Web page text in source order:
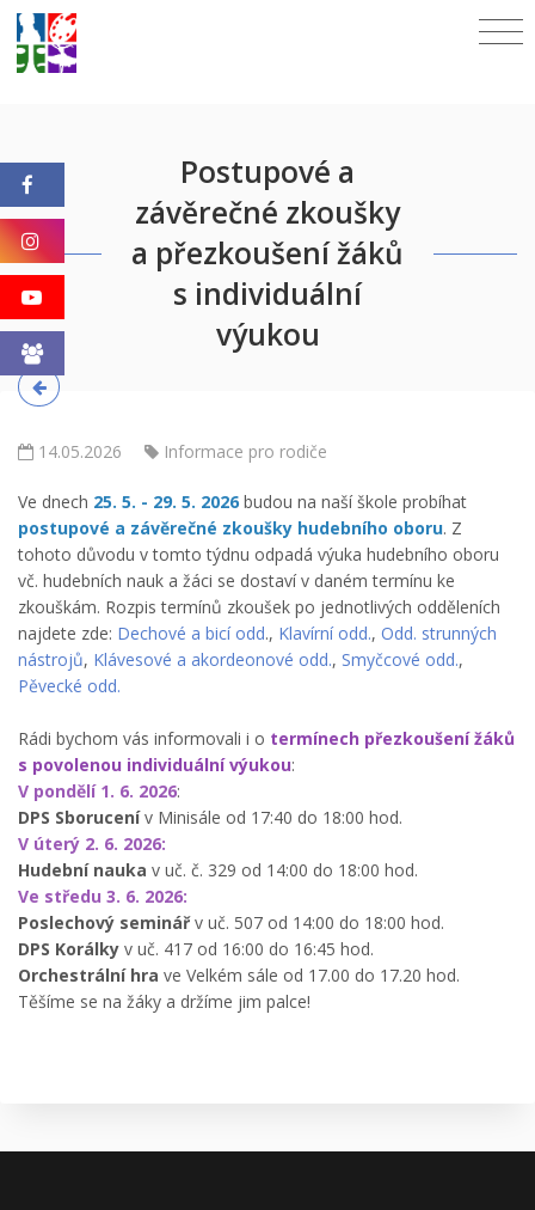
Postupové a
závěrečné zkoušky
a přezkoušení žáků
s individuální
výukou
14.05.2026 Informace pro rodiče
Ve dnech 25. 5. - 29. 5. 2026 budou na naší škole probíhat
postupové a závěrečné zkoušky hudebního oboru. Z
tohoto důvodu v tomto týdnu odpadá výuka hudebního oboru
vč. hudebních nauk a žáci se dostaví v daném termínu ke
zkouškám. Rozpis termínů zkoušek po jednotlivých odděleních
najdete zde: Dechové a bicí odd., Klavírní odd., Odd. strunných
nástrojů, Klávesové a akordeonové odd., Smyčcové odd.,
Pěvecké odd.
Rádi bychom vás informovali i o termínech přezkoušení žáků
s povolenou individuální výukou:
V pondělí 1. 6. 2026:
DPS Sborucenív Minisále od 17:40 do 18:00 hod.
V úterý 2. 6. 2026:
Hudební nauka v uč. č. 329 od 14:00 do 18:00 hod.
Ve středu 3. 6. 2026:
Poslechový seminářv uč. 507 od 14:00 do 18:00 hod.
DPS Korálky v uč. 417 od 16:00 do 16:45 hod.
Orchestrální hra ve Velkém sále od 17.00 do 17.20 hod.
Těšíme se na žáky a držíme jim palce!